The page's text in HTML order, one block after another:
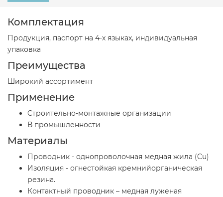
Комплектация
Продукция, паспорт на 4-х языках, индивидуальная
упаковка
Преимущества
Широкий ассортимент
Применение
Cтроительно-монтажные организации
В промышленности
Материалы
Проводник - однопроволочная медная жила (Cu)
Изоляция - огнестойкая кремнийорганическая
резина.
Контактный проводник – медная луженая